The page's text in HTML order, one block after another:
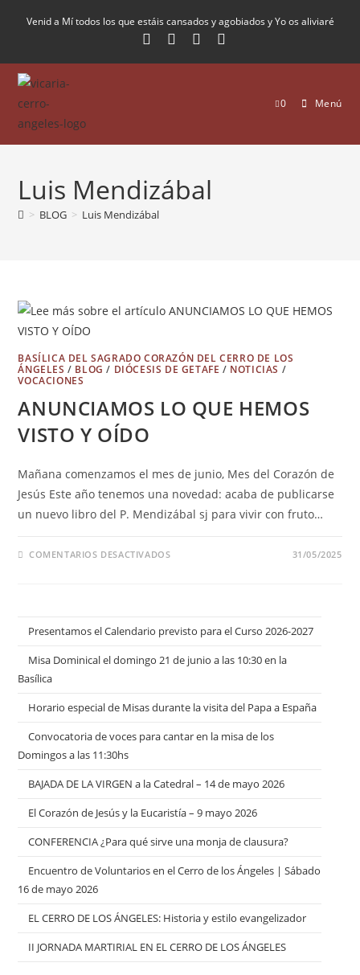
Venid a Mí todos los que estáis cansados y agobiados y Yo os aliviaré
0 Menú
Luis Mendizábal
> BLOG > Luis Mendizábal
BASÍLICA DEL SAGRADO CORAZÓN DEL CERRO DE LOS
ÁNGELES / BLOG / DIÓCESIS DE GETAFE / NOTICIAS /
VOCACIONES
ANUNCIAMOS LO QUE HEMOS
VISTO Y OÍDO
Mañana comenzamos el mes de junio, Mes del Corazón de
Jesús Este año tenemos una novedad: acaba de publicarse
un nuevo libro del P. Mendizábal sj para vivir con fruto…
COMENTARIOS DESACTIVADOS 31/05/2025
Presentamos el Calendario previsto para el Curso 2026-2027
Misa Dominical el domingo 21 de junio a las 10:30 en la
Basílica
Horario especial de Misas durante la visita del Papa a España
Convocatoria de voces para cantar en la misa de los
Domingos a las 11:30hs
BAJADA DE LA VIRGEN a la Catedral – 14 de mayo 2026
El Corazón de Jesús y la Eucaristía – 9 mayo 2026
CONFERENCIA ¿Para qué sirve una monja de clausura?
Encuentro de Voluntarios en el Cerro de los Ángeles | Sábado
16 de mayo 2026
EL CERRO DE LOS ÁNGELES: Historia y estilo evangelizador
II JORNADA MARTIRIAL EN EL CERRO DE LOS ÁNGELES